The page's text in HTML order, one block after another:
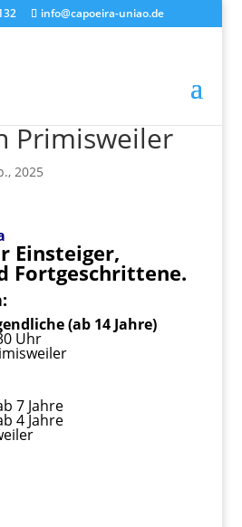
info@capoeira-uniao.de
Primisweiler
2025
Einsteiger,
Fortgeschrittene.
(ab 14 Jahre)
Uhr
7 Jahre
4 Jahre